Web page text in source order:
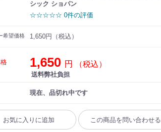
シック ショパン
☆☆☆☆☆ 0件の評価
希望価格 1,650円（税込）
1,650 円 （税込）
送料弊社負担
現在、品切れ中です
お気に入りに追加 この商品を問い合わせる